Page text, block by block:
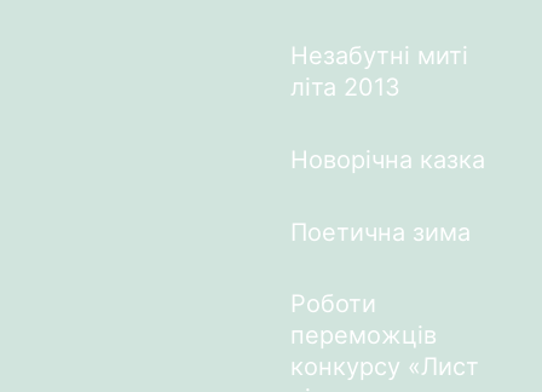
Незабутні миті
літа 2013
Новорічна казка
Поетична зима
Роботи
переможців
конкурсу «Лист